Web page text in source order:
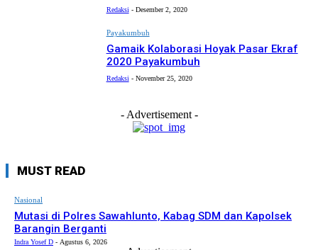
Redaksi - Desember 2, 2020
Payakumbuh
Gamaik Kolaborasi Hoyak Pasar Ekraf
2020 Payakumbuh
Redaksi - November 25, 2020
- Advertisement -
MUST READ
Nasional
Mutasi di Polres Sawahlunto, Kabag SDM dan Kapolsek
Barangin Berganti
Indra Yosef D - Agustus 6, 2026